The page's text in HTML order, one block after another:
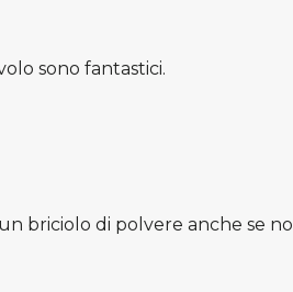
sono fantastici.
briciolo di polvere anche se